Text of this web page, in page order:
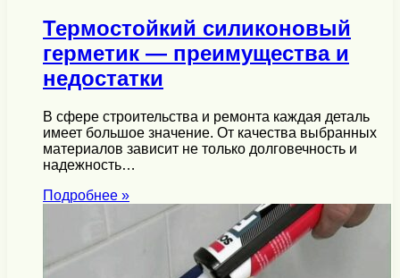
Термостойкий силиконовый
герметик — преимущества и
недостатки
В сфере строительства и ремонта каждая деталь
имеет большое значение. От качества выбранных
материалов зависит не только долговечность и
надежность…
Подробнее »